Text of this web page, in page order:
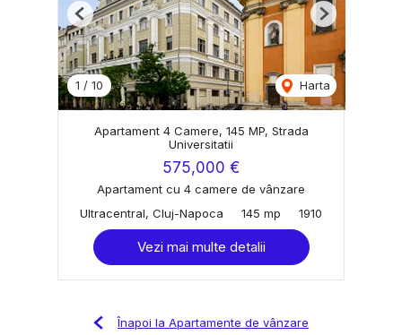
1 / 10 Harta
Previous Next
Apartament 4 Camere, 145 MP, Strada
Universitatii
575,000 €
Apartament cu 4 camere de vânzare
Ultracentral, Cluj-Napoca
145 mp 1910
Vezi mai multe detalii
Înapoi la Apartamente de vânzare